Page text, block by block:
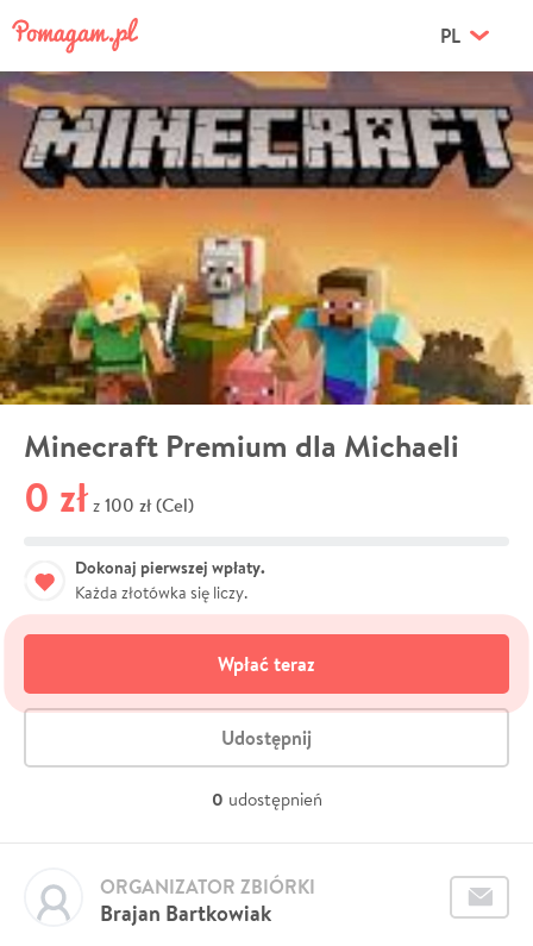
PL
Minecraft Premium dla Michaeli
0 zł z 100 zł (Cel)
Dokonaj pierwszej wpłaty.
Każda złotówka się liczy.
Wpłać teraz
Udostępnij
0 udostępnień
Brajan Bartkowiak
ORGANIZATOR ZBIÓRKI